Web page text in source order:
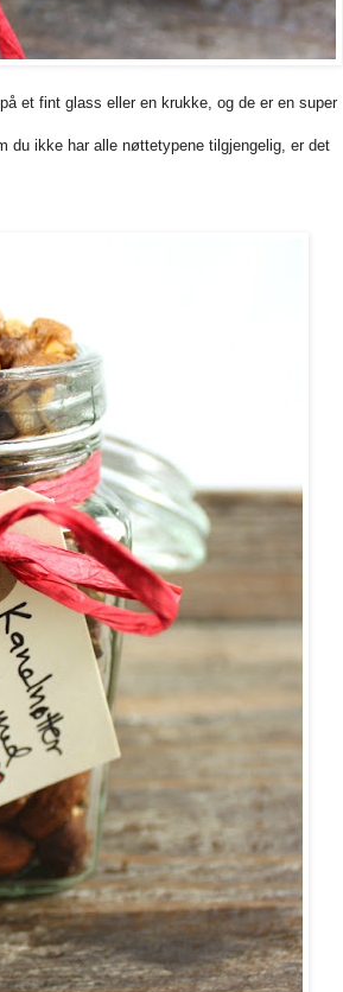
et fint glass eller en krukke, og de er en super
du ikke har alle nøttetypene tilgjengelig, er det